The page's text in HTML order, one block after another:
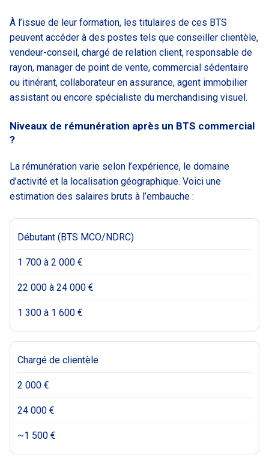
À l’issue de leur formation, les titulaires de ces BTS
peuvent accéder à des postes tels que conseiller clientèle,
vendeur-conseil, chargé de relation client, responsable de
rayon, manager de point de vente, commercial sédentaire
ou itinérant, collaborateur en assurance, agent immobilier
assistant ou encore spécialiste du merchandising visuel.
Niveaux de rémunération après un BTS commercial
?
La rémunération varie selon l’expérience, le domaine
d’activité et la localisation géographique. Voici une
estimation des salaires bruts à l’embauche :
Débutant (BTS MCO/NDRC)
1 700 à 2 000 €
22 000 à 24 000 €
1 300 à 1 600 €
Chargé de clientèle
2 000 €
24 000 €
~1 500 €